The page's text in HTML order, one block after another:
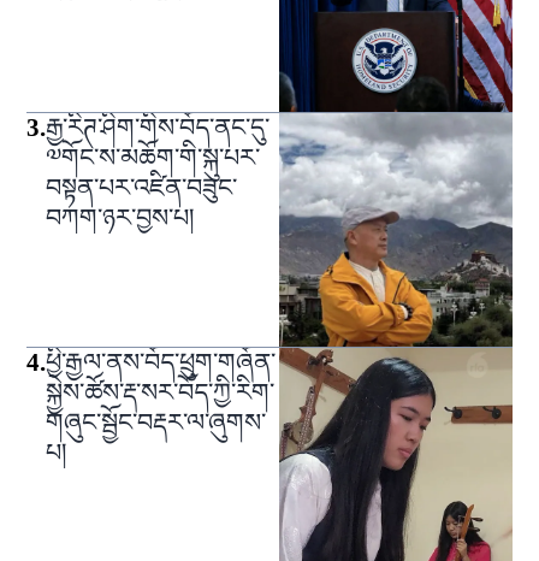
3.རྒྱ་རིཊ་ཤིག་གིས་བོད་ནང་དུ་
༧གོང་ས་མཆོག་གི་སྐུ་པར་
བསྟན་པར་འཛིན་བཟུང་
བཀག་ཉར་བྱས་པ།
4.ཕྱི་རྒྱལ་ནས་བོད་ཕྲུག་གཞོན་
སྐྱེས་ཚོས་རྡ་སར་བོད་ཀྱི་རིག་
གཞུང་སྦྱོང་བརྡར་ལ་ཞུགས་
པ།